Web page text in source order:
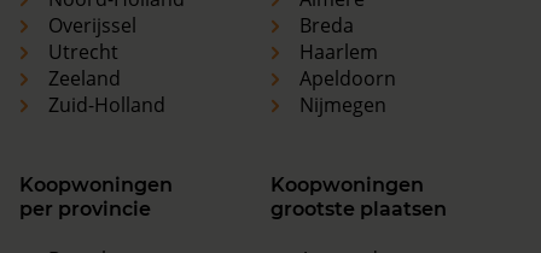
Overijssel
Utrecht
Zeeland
Zuid-Holland
Breda
Haarlem
Apeldoorn
Nijmegen
Koopwoningen
per provincie
Koopwoningen
grootste plaatsen